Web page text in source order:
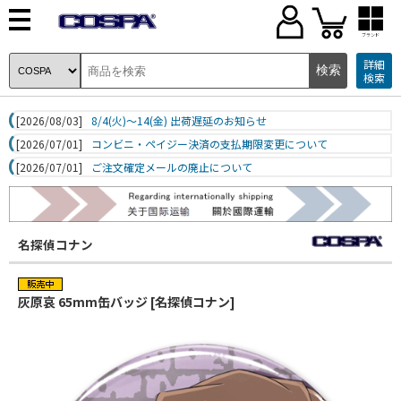
ブランド
詳細
検索
[2026/08/03]
8/4(火)～14(金) 出荷遅延のお知らせ
[2026/07/01]
コンビニ・ペイジー決済の支払期限変更について
[2026/07/01]
ご注文確定メールの廃止について
名探偵コナン
灰原哀 65mm缶バッジ [名探偵コナン]